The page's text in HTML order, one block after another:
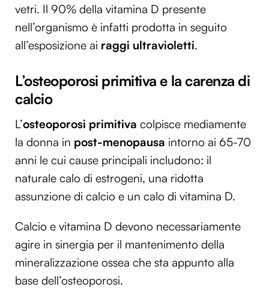
vetri. Il 90% della vitamina D presente
nell’organismo è infatti prodotta in seguito
all’esposizione ai raggi ultravioletti.
L’osteoporosi primitiva e la carenza di
calcio
L’osteoporosi primitiva colpisce mediamente
la donna in post-menopausa intorno ai 65-70
anni le cui cause principali includono: il
naturale calo di estrogeni, una ridotta
assunzione di calcio e un calo di vitamina D.
Calcio e vitamina D devono necessariamente
agire in sinergia per il mantenimento della
mineralizzazione ossea che sta appunto alla
base dell’osteoporosi.